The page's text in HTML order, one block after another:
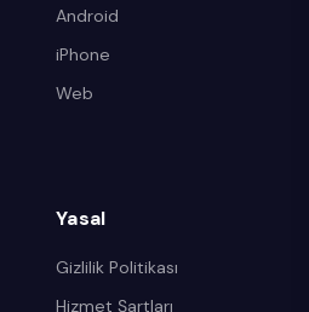
Android
iPhone
Web
Yasal
Gizlilik Politikası
Hizmet Şartları